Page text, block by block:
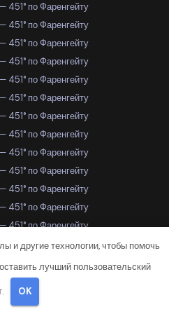
451° по Фаренгейту
451° по Фаренгейту
451° по Фаренгейту
451° по Фаренгейту
451° по Фаренгейту
451° по Фаренгейту
451° по Фаренгейту
451° по Фаренгейту
451° по Фаренгейту
451° по Фаренгейту
451° по Фаренгейту
451° по Фаренгейту
451° по Фаренгейту
451° по Фаренгейту
451° по Фаренгейту
451° по Фаренгейту
451° по Фаренгейту
и другие технологии, чтобы помочь
лучший пользовательский
OK